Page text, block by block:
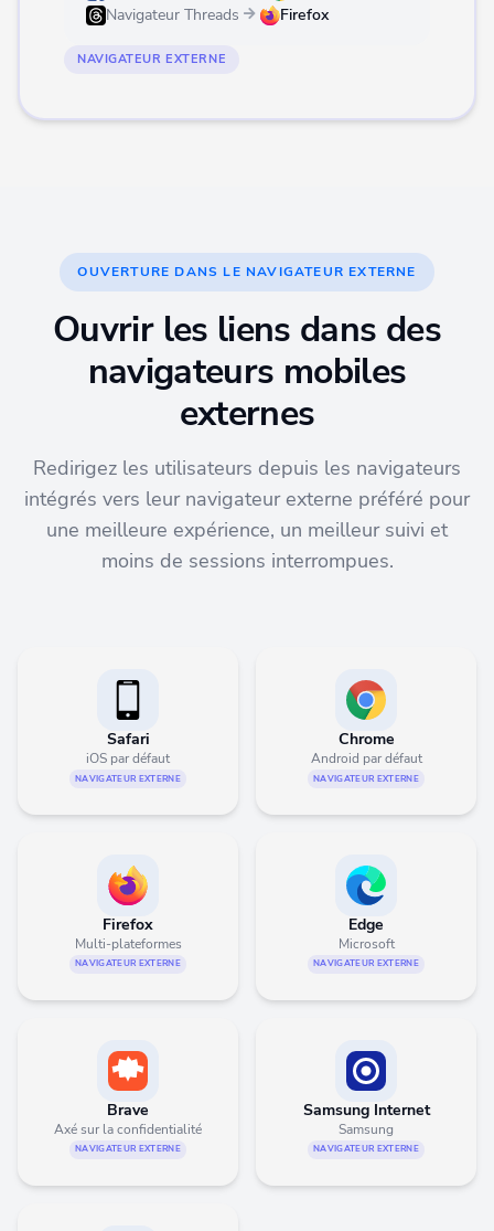
Navigateur Threads
Firefox
NAVIGATEUR EXTERNE
OUVERTURE DANS LE NAVIGATEUR EXTERNE
Ouvrir les liens dans des
navigateurs mobiles
externes
Redirigez les utilisateurs depuis les navigateurs
intégrés vers leur navigateur externe préféré pour
une meilleure expérience, un meilleur suivi et
moins de sessions interrompues.
Safari
iOS par défaut
NAVIGATEUR EXTERNE
Chrome
Android par défaut
NAVIGATEUR EXTERNE
Firefox
Multi-plateformes
NAVIGATEUR EXTERNE
Edge
Microsoft
NAVIGATEUR EXTERNE
Brave
Axé sur la confidentialité
NAVIGATEUR EXTERNE
Samsung Internet
Samsung
NAVIGATEUR EXTERNE